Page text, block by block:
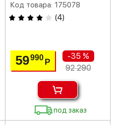
Код товара: 175078
(4)
59990 Р
-35 %
92 290
под заказ